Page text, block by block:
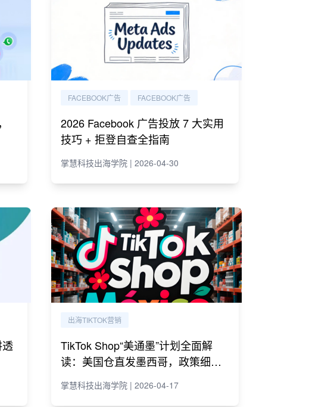
FACEBOOK广告 FACEBOOK广告
2026 Facebook 广告投放 7 大实用
技巧 + 拒登自查全指南
掌慧科技出海学院 | 2026-04-30
出海TIKTOK营销
TikTok Shop“美通墨”计划全面解
读：美国仓直发墨西哥，政策细则
掌慧科技出海学院 | 2026-04-17